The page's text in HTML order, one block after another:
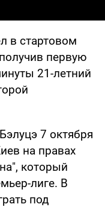
в стартовом
первую
21-летний
7 октября
на правах
который
лиге. В
под